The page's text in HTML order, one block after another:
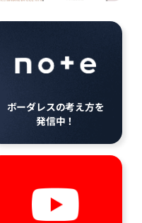
ボーダレスの考え方を
発信中！